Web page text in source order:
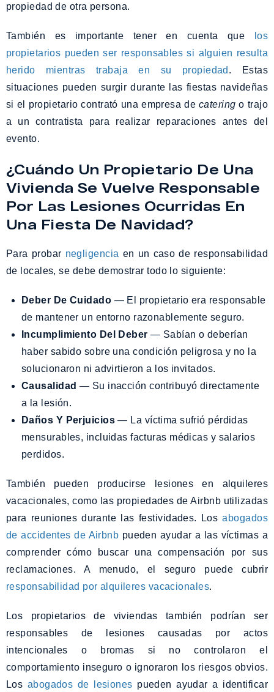
propiedad de otra persona.
También es importante tener en cuenta que
los
propietarios pueden ser responsables si alguien resulta
herido mientras trabaja en su propiedad . Estas
situaciones pueden surgir durante las fiestas navideñas
si el propietario contrató una empresa de catering o trajo
a un contratista para realizar reparaciones antes del
evento.
¿Cuándo Un Propietario De Una
Vivienda Se Vuelve Responsable
Por Las Lesiones Ocurridas En
Una Fiesta De Navidad?
Para probar negligencia en un caso de responsabilidad
de locales, se debe demostrar todo lo siguiente:
Deber De Cuidado — El propietario era responsable
de mantener un entorno razonablemente seguro.
Incumplimiento Del Deber— Sabían o deberían
haber sabido sobre una condición peligrosa y no la
solucionaron ni advirtieron a los invitados.
Causalidad — Su inacción contribuyó directamente
a la lesión.
Daños Y Perjuicios— La víctima sufrió pérdidas
mensurables, incluidas facturas médicas y salarios
perdidos.
También pueden producirse lesiones en alquileres
vacacionales, como las propiedades de Airbnb utilizadas
para reuniones durante las festividades. Losabogados
de accidentes de Airbnb pueden ayudar a las víctimas a
comprender cómo buscar una compensación por sus
reclamaciones. A menudo, el seguro puede cubrir
responsabilidad por alquileres vacacionales.
Los propietarios de viviendas también podrían ser
responsables de lesiones causadas por actos
intencionales o bromas si no controlaron el
comportamiento inseguro o ignoraron los riesgos obvios.
Los abogados de lesiones pueden ayudar a identificar